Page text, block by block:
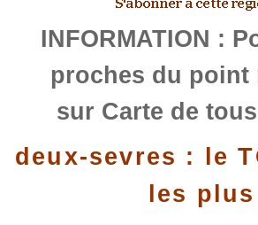
INFORMATION :
proches du point
sur Carte de
deux-sevres : le
les